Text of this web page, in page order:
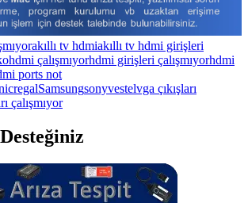
akıllı tv hdmiakıllı tv hdmi girişleri
hdmi çalışmıyorhdmi girişleri çalışmıyorhdmi
ports not
regalSamsungsonyvestelvga çıkışları
çalışmıyor